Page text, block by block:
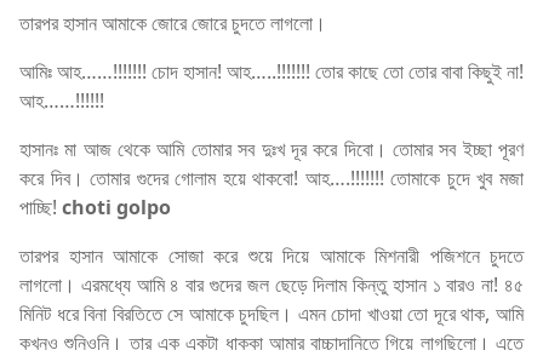
তারপর হাসান আমাকে জোরে জোরে চুদতে লাগলো।
আমিঃ আহ……!!!!!!! চোদ হাসান! আহ…..!!!!!!! তোর কাছে তো তোর বাবা কিছুই না!
আহ……!!!!!!
হাসানঃ মা আজ থেকে আমি তোমার সব দুঃখ দূর করে দিবো। তোমার সব ইচ্ছা পূরণ
করে দিব। তোমার গুদের গোলাম হয়ে থাকবো! আহ….!!!!!!! তোমাকে চুদে খুব মজা
পাচ্ছি! choti golpo
তারপর হাসান আমাকে সোজা করে শুয়ে দিয়ে আমাকে মিশনারী পজিশনে চুদতে
লাগলো। এরমধ্যে আমি ৪ বার গুদের জল ছেড়ে দিলাম কিন্তু হাসান ১ বারও না! ৪৫
মিনিট ধরে বিনা বিরতিতে সে আমাকে চুদছিল। এমন চোদা খাওয়া তো দূরে থাক, আমি
কখনও শুনিওনি। তার এক একটা ধাক্কা আমার বাচ্চাদানিতে গিয়ে লাগছিলো। এতে